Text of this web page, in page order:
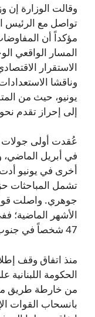
وقالت الوزارة إن
تواصل مع الرئيس
مؤكداً أن
المسار الواقعي
الاستقرار
يونيو، حيث من
إلى إحراز تقدم
عُقدت أولى جولات
أخرى في يونيو
تشمل المباحثات
جوهري. واصلت
الأشهر الماضية؛
47 شخصاً في جنوب لبنان منذ منتصف الليل.
الحكومة
من خارطة طريق
بانسحاب القوات